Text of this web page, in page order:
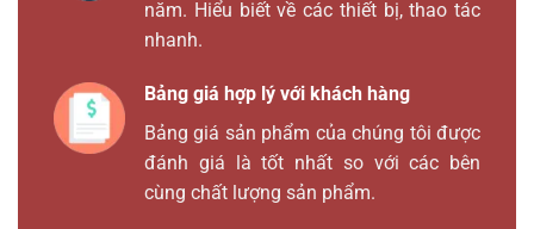
năm. Hiểu biết về các thiết bị, thao tác
nhanh.
Bảng giá hợp lý với khách hàng
Bảng giá sản phẩm của chúng tôi được
đánh giá là tốt nhất so với các bên
cùng chất lượng sản phẩm.